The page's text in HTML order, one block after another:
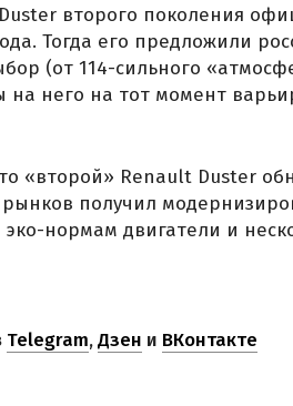
второго поколения
Тогда его предложили
(от 114-сильного
на него на тот момент
«второй» Renault Duster
получил
нормам двигатели и
Telegram,Дзен и ВКонтакте